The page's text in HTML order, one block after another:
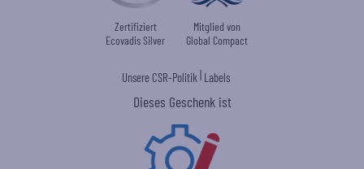
Zertifiziert
Ecovadis Silver
Mitglied von
Global Compact
Unsere CSR-Politik Labels
Dieses Geschenk ist